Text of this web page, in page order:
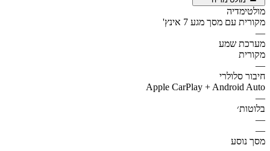
מולטימדיה
מקורית עם מסך מגע 7 אינץ'
—
מערכת שמע
מקורית
—
חיבור סלולרי
Apple CarPlay + Android Auto
—
בלוטות׳
—
—
מסך נוסע